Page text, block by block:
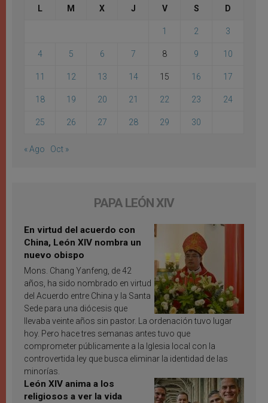
L M X J V S D
1 2 3
4 5 6 7 8 9 10
11 12 13 14 15 16 17
18 19 20 21 22 23 24
25 26 27 28 29 30
« Ago Oct »
PAPA LEÓN XIV
En virtud del acuerdo con
China, León XIV nombra un
nuevo obispo
Mons. Chang Yanfeng, de 42
años, ha sido nombrado en virtud
del Acuerdo entre China y la Santa
Sede para una diócesis que
llevaba veinte años sin pastor. La ordenación tuvo lugar
hoy. Pero hace tres semanas antes tuvo que
comprometer públicamente a la Iglesia local con la
controvertida ley que busca eliminar la identidad de las
minorías.
León XIV anima a los
religiosos a ver la vida